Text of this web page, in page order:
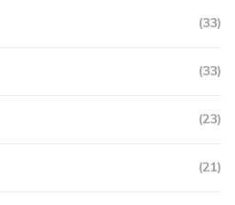
(33)
(33)
(23)
(21)